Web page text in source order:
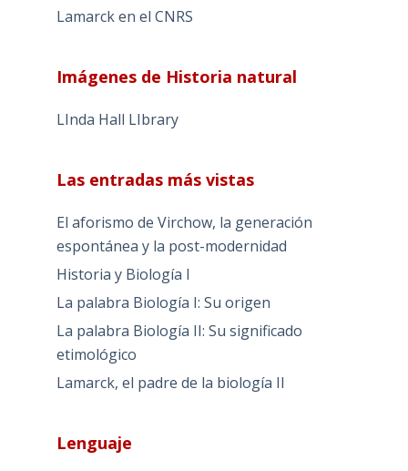
Lamarck en el CNRS
Imágenes de Historia natural
LInda Hall LIbrary
Las entradas más vistas
El aforismo de Virchow, la generación
espontánea y la post-modernidad
Historia y Biología I
La palabra Biología I: Su origen
La palabra Biología II: Su significado
etimológico
Lamarck, el padre de la biología II
Lenguaje